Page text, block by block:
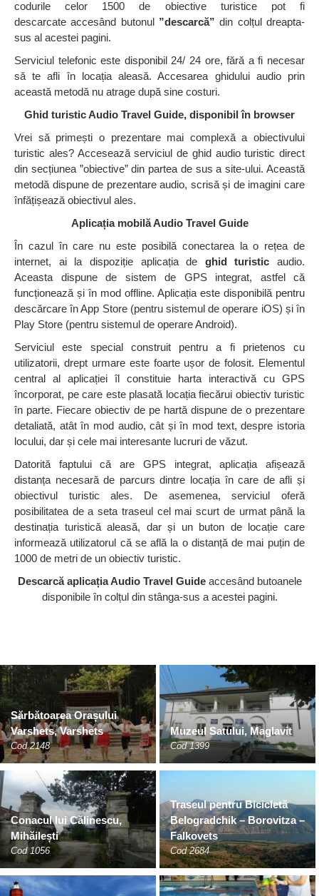
codurile celor 1500 de obiective turistice pot fi
descarcate accesând butonul ”descarcă” din colțul dreapta-
sus al acestei pagini.
Serviciul telefonic este disponibil 24/ 24 ore, fără a fi necesar
să te afli în locația aleasă. Accesarea ghidului audio prin
această metodă nu atrage după sine costuri.
Ghid turistic Audio Travel Guide, disponibil în browser
Vrei să primești o prezentare mai complexă a obiectivului
turistic ales? Accesează serviciul de ghid audio turistic direct
din secțiunea ”obiective” din partea de sus a site-ului. Această
metodă dispune de prezentare audio, scrisă și de imagini care
înfățișează obiectivul ales.
Aplicația mobilă Audio Travel Guide
În cazul în care nu este posibilă conectarea la o rețea de
internet, ai la dispoziție aplicația de ghid turistic audio.
Aceasta dispune de sistem de GPS integrat, astfel că
funcționează și în mod offline. Aplicația este disponibilă pentru
descărcare în App Store (pentru sistemul de operare iOS) și în
Play Store (pentru sistemul de operare Android).
Serviciul este special construit pentru a fi prietenos cu
utilizatorii, drept urmare este foarte ușor de folosit. Elementul
central al aplicației îl constituie harta interactivă cu GPS
încorporat, pe care este plasată locația fiecărui obiectiv turistic
în parte. Fiecare obiectiv de pe hartă dispune de o prezentare
detaliată, atât în mod audio, cât și în mod text, despre istoria
locului, dar și cele mai interesante lucruri de văzut.
Datorită faptului că are GPS integrat, aplicația afișează
distanța necesară de parcurs dintre locația în care de afli și
obiectivul turistic ales. De asemenea, serviciul oferă
posibilitatea de a seta traseul cel mai scurt de urmat până la
destinația turistică aleasă, dar și un buton de locație care
informează utilizatorul că se află la o distanță de mai puțin de
1000 de metri de un obiectiv turistic.
Descarcă aplicația Audio Travel Guideaccesând butoanele
disponibile în colțul din stânga-sus a acestei pagini.
Sărbătoarea Orașului
Varshets, Varshets
Cod 2148
Muzeul Satului, Maglavit
Cod 1399
Conacul lui Călinescu,
Mihăilești
Cod 1056
Traseul pentru Bicicletă
Belogradchik – Borovitza –
Falkovets
Cod 2684